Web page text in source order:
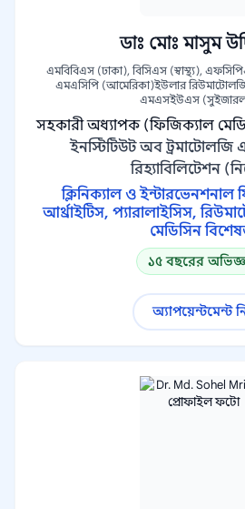
ডাঃ মোঃ মাসুম
এমবিবিএস (ঢাকা), বিসিএস (স্বাস্থ্য),
এমএসিপি (আমেরিকা)ইউলার
এমএসইউএস
সহকারী অধ্যাপক (ফিজিক্যাল
ইনস্টিটিউট অব ট্রমাটোলজি
রিহ্যাবিলিটেশন
ক্লিনিক্যাল ও ইন্টারভেনশনাল
আর্থ্রাইটিস, প্যারালাইসিস,
মেডিসিন
১৫ বছরের
অ্যাপয়েন্টমেন্ট